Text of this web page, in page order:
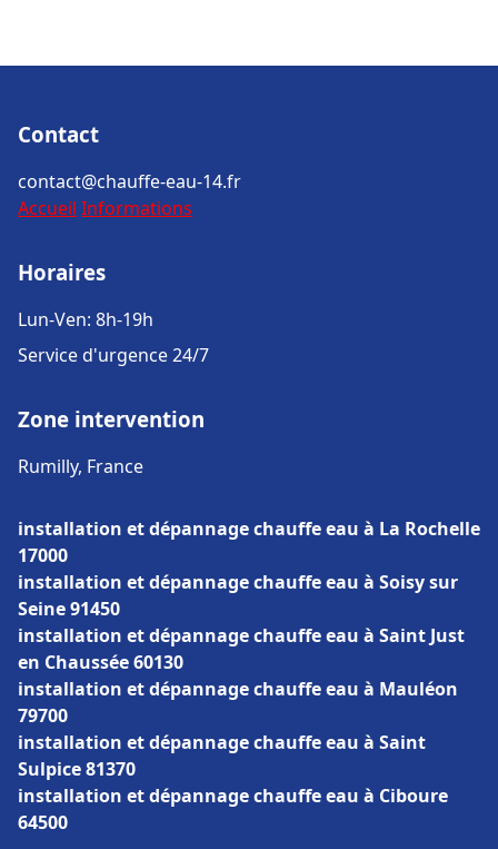
Contact
contact@chauffe-eau-14.fr
Accueil Informations
Horaires
Lun-Ven: 8h-19h
Service d'urgence 24/7
Zone intervention
Rumilly, France
installation et dépannage chauffe eau à La Rochelle
17000
installation et dépannage chauffe eau à Soisy sur
Seine 91450
installation et dépannage chauffe eau à Saint Just
en Chaussée 60130
installation et dépannage chauffe eau à Mauléon
79700
installation et dépannage chauffe eau à Saint
Sulpice 81370
installation et dépannage chauffe eau à Ciboure
64500